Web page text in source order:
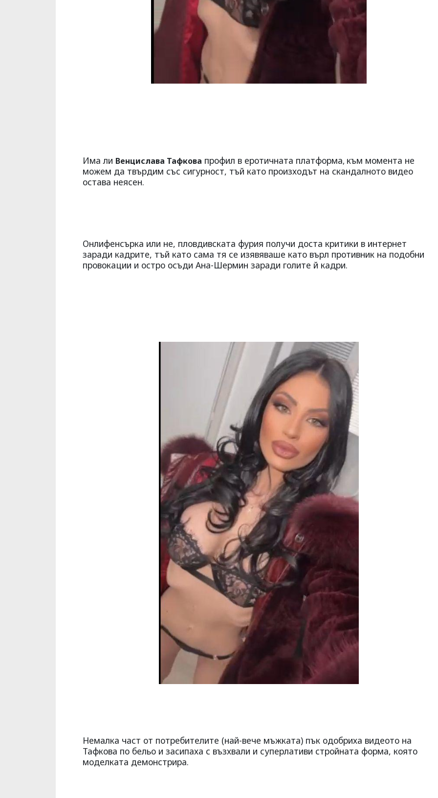
Има ли Венцислава Тафкова профил в еротичната платформа, към момента не
можем да твърдим със сигурност, тъй като произходът на скандалното видео
остава неясен.
Онлифенсърка или не, пловдивската фурия получи доста критики в интернет
заради кадрите, тъй като сама тя се изявяваше като върл противник на подобни
провокации и остро осъди Ана-Шермин заради голите й кадри.
Немалка част от потребителите (най-вече мъжката) пък одобриха видеото на
Тафкова по бельо и засипаха с възхвали и суперлативи стройната форма, която
моделката демонстрира.